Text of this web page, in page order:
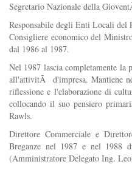
Segretario Nazionale della
Responsabile degli Enti Locali del
Consigliere economico del
dal 1986 al 1987.
Nel 1987 lascia completamente
all'attivitÃ d'impresa. Mantiene
riflessione e l'elaborazione di
collocando il suo pensiero
Rawls.
Direttore Commerciale e
Breganze nel 1987 e nel 1988
(Amministratore Delegato Ing.